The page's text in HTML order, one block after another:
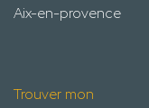
Aix-en-provence
Trouver mon